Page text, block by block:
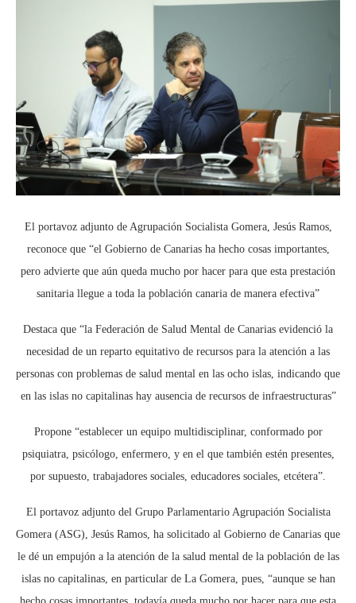
El portavoz adjunto de Agrupación Socialista Gomera, Jesús Ramos,
reconoce que “el Gobierno de Canarias ha hecho cosas importantes,
pero advierte que aún queda mucho por hacer para que esta prestación
sanitaria llegue a toda la población canaria de manera efectiva”
Destaca que “la Federación de Salud Mental de Canarias evidenció la
necesidad de un reparto equitativo de recursos para la atención a las
personas con problemas de salud mental en las ocho islas, indicando que
en las islas no capitalinas hay ausencia de recursos de infraestructuras”
Propone “establecer un equipo multidisciplinar, conformado por
psiquiatra, psicólogo, enfermero, y en el que también estén presentes,
por supuesto, trabajadores sociales, educadores sociales, etcétera”.
El portavoz adjunto del Grupo Parlamentario Agrupación Socialista
Gomera (ASG), Jesús Ramos, ha solicitado al Gobierno de Canarias que
le dé un empujón a la atención de la salud mental de la población de las
islas no capitalinas, en particular de La Gomera, pues, “aunque se han